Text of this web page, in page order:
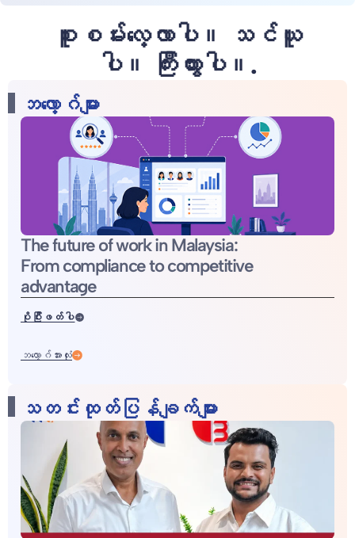
စူးစမ်းလေ့လာပါ။ သင်ယူ
ပါ။ ကြီးထွားပါ။.
ဘလော့ဂ်များ
The future of work in Malaysia:
From compliance to competitive
advantage
ပိုပြီးဖတ်ပါ
ဘလော့ဂ်အားလုံး
သတင်းထုတ်ပြန်ချက်များ